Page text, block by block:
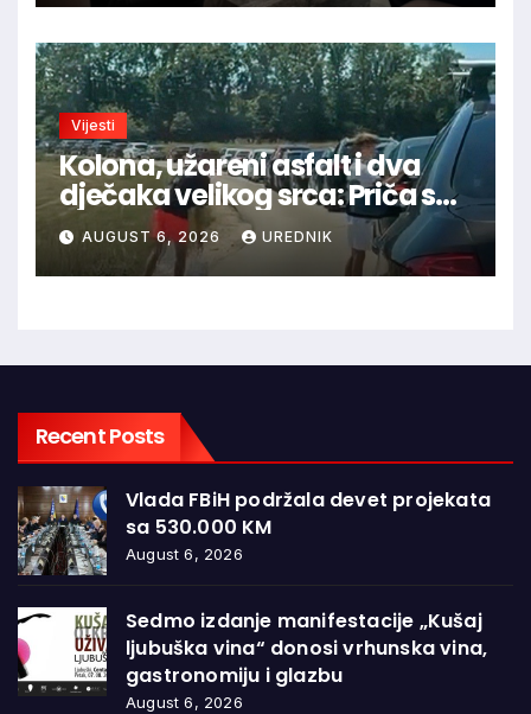
Vijesti
Kolona, užareni asfalt i dva
dječaka velikog srca: Priča s
granice oduševila regiju
AUGUST 6, 2026 UREDNIK
Recent Posts
Vlada FBiH podržala devet projekata
sa 530.000 KM
August 6, 2026
Sedmo izdanje manifestacije „Kušaj
ljubuška vina“ donosi vrhunska vina,
gastronomiju i glazbu
August 6, 2026